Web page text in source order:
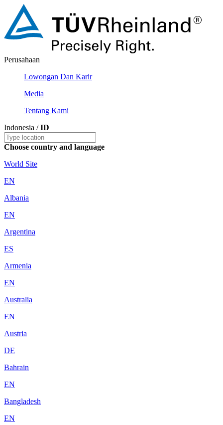
Perusahaan
Lowongan Dan Karir
Media
Tentang Kami
Indonesia /ID
Choose country and language
World Site
EN
Albania
EN
Argentina
ES
Armenia
EN
Australia
EN
Austria
DE
Bahrain
EN
Bangladesh
EN